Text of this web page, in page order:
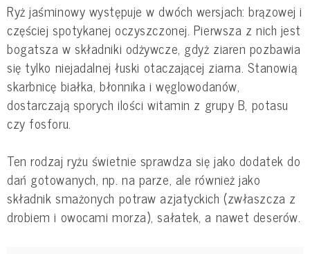
Ryż jaśminowy występuje w dwóch wersjach: brązowej i
częściej spotykanej oczyszczonej. Pierwsza z nich jest
bogatsza w składniki odżywcze, gdyż ziaren pozbawia
się tylko niejadalnej łuski otaczającej ziarna. Stanowią
skarbnicę białka, błonnika i węglowodanów,
dostarczają sporych ilości witamin z grupy B, potasu
czy fosforu.
Ten rodzaj ryżu świetnie sprawdza się jako dodatek do
dań gotowanych, np. na parze, ale również jako
składnik smażonych potraw azjatyckich (zwłaszcza z
drobiem i owocami morza), sałatek, a nawet deserów.